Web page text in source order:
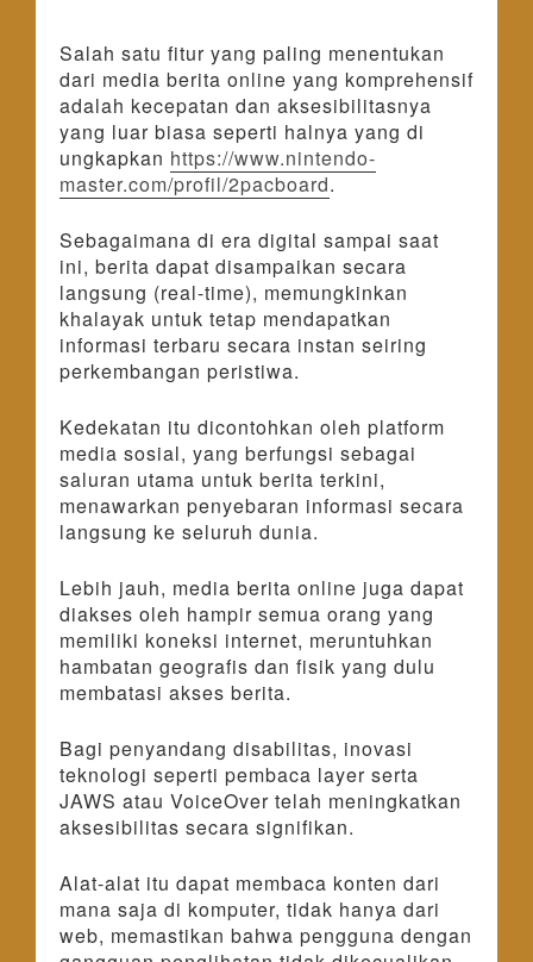
Salah satu fitur yang paling menentukan
dari media berita online yang komprehensif
adalah kecepatan dan aksesibilitasnya
yang luar biasa seperti halnya yang di
ungkapkan https://www.nintendo-
master.com/profil/2pacboard.
Sebagaimana di era digital sampai saat
ini, berita dapat disampaikan secara
langsung (real-time), memungkinkan
khalayak untuk tetap mendapatkan
informasi terbaru secara instan seiring
perkembangan peristiwa.
Kedekatan itu dicontohkan oleh platform
media sosial, yang berfungsi sebagai
saluran utama untuk berita terkini,
menawarkan penyebaran informasi secara
langsung ke seluruh dunia.
Lebih jauh, media berita online juga dapat
diakses oleh hampir semua orang yang
memiliki koneksi internet, meruntuhkan
hambatan geografis dan fisik yang dulu
membatasi akses berita.
Bagi penyandang disabilitas, inovasi
teknologi seperti pembaca layer serta
JAWS atau VoiceOver telah meningkatkan
aksesibilitas secara signifikan.
Alat-alat itu dapat membaca konten dari
mana saja di komputer, tidak hanya dari
web, memastikan bahwa pengguna dengan